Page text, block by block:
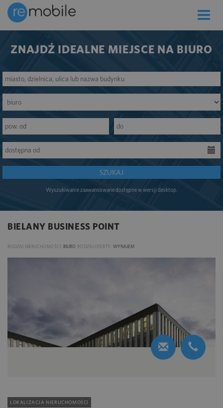
Toggle
ZNAJDŹ IDEALNE MIEJSCE NA BIURO
SZUKAJ
Wyszukiwanie zaawansowane dostępne w wersji desktop.
BIELANY BUSINESS POINT
RODZAJ NIERUCHOMOŚCI: BIURO RODZAJ OFERTY: WYNAJEM
LOKALIZACJA NIERUCHOMOŚCI